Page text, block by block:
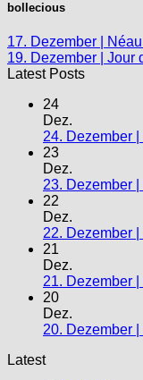
bollecious
17. Dezember |
19. Dezember | Jour
Latest Posts
24
Dez.
24. Dezember
23
Dez.
23. Dezember |
22
Dez.
22. Dezember
21
Dez.
21. Dezember
20
Dez.
20. Dezember |
Latest